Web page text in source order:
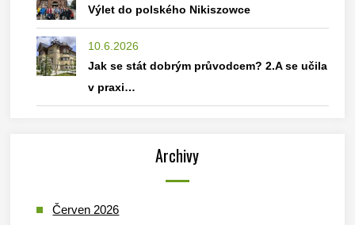
Výlet do polského Nikiszowce
10.6.2026
Jak se stát dobrým průvodcem? 2.A se učila
v praxi…
Archivy
Červen 2026